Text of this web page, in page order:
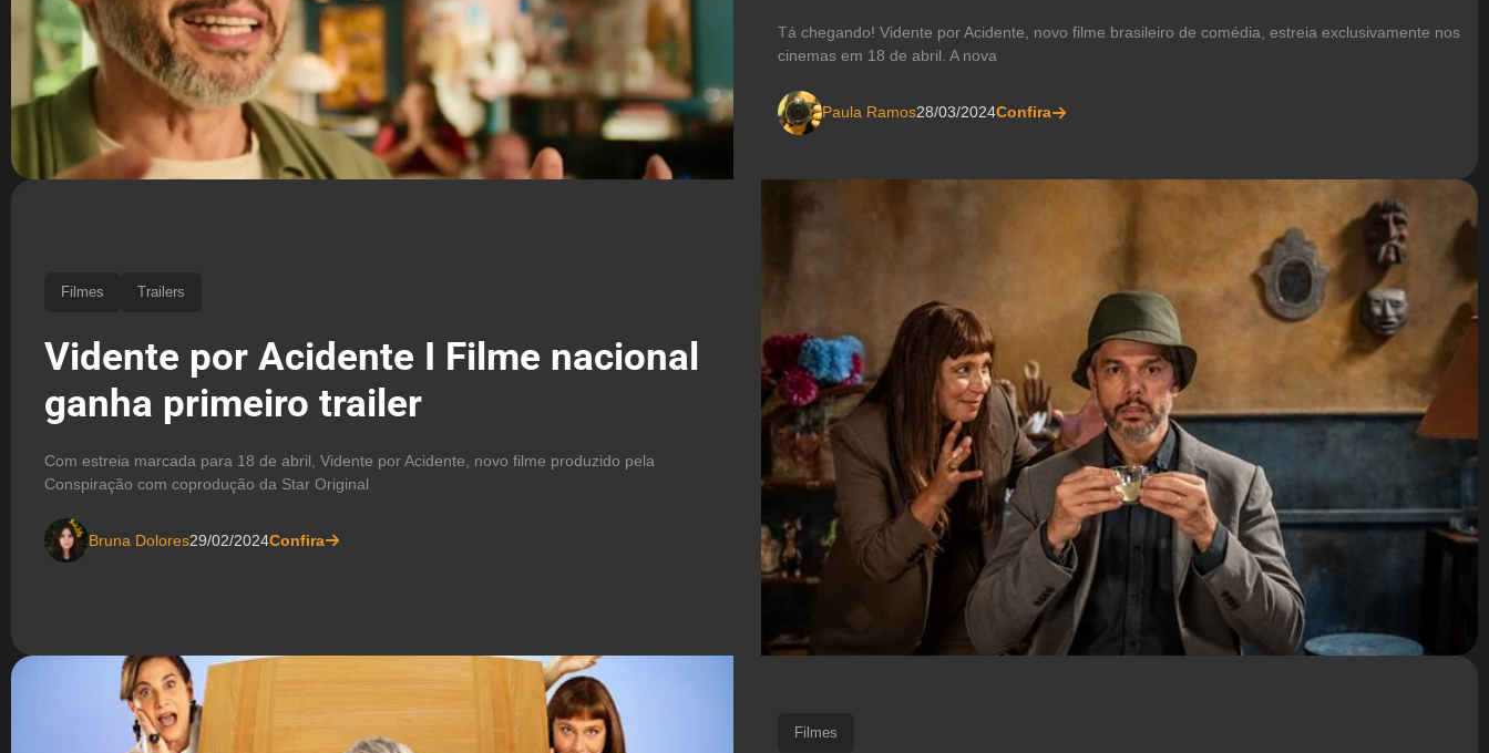
Tá chegando! Vidente por Acidente, novo filme brasileiro de comédia, estreia exclusivamente nos
cinemas em 18 de abril. A nova
Paula Ramos28/03/2024Confira
Filmes Trailers
Vidente por Acidente I Filme nacional
ganha primeiro trailer
Com estreia marcada para 18 de abril, Vidente por Acidente, novo filme produzido pela
Conspiração com coprodução da Star Original
Bruna Dolores29/02/2024Confira
Filmes